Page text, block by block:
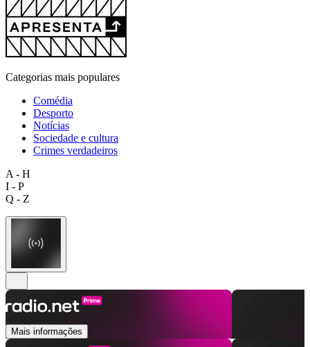
Categorias mais populares
Comédia
Desporto
Notícias
Sociedade e cultura
Crimes verdadeiros
A - H
I - P
Q - Z
Mais informações